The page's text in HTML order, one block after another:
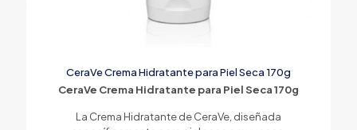
CeraVe Crema Hidratante para Piel Seca 170g
CeraVe Crema Hidratante para Piel Seca 170g
La Crema Hidratante de CeraVe, diseñada